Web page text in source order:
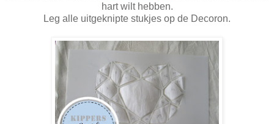
hart wilt hebben.
Leg alle uitgeknipte stukjes op de Decoron.